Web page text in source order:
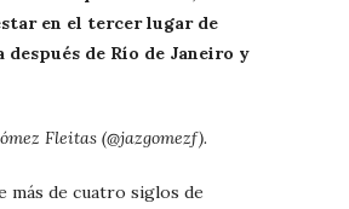
en el tercer lugar de
de Río de Janeiro y
Fleitas (@jazgomezf).
más de cuatro siglos de